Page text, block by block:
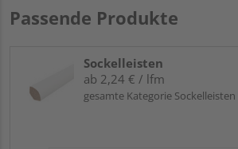
Passende Produkte
Sockelleisten
ab 2,24 € / lfm
gesamte Kategorie